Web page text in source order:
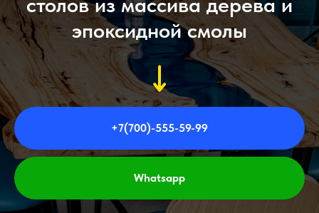
эпоксидной смолы
+7(700)-555-59-99
Whatsapp